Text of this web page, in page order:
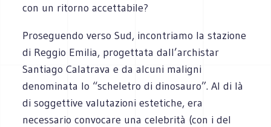
con un ritorno accettabile?
Proseguendo verso Sud, incontriamo la stazione
di Reggio Emilia, progettata dall’archistar
Santiago Calatrava e da alcuni maligni
denominata lo “scheletro di dinosauro”. Al di là
di soggettive valutazioni estetiche, era
necessario convocare una celebrità (con i del